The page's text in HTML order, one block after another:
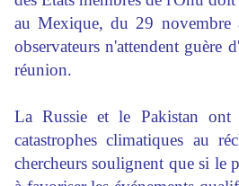
au Mexique, du 29 novembre
observateurs n'attendent guère
réunion.
La Russie et le Pakistan ont
catastrophes climatiques au
chercheurs soulignent que si le